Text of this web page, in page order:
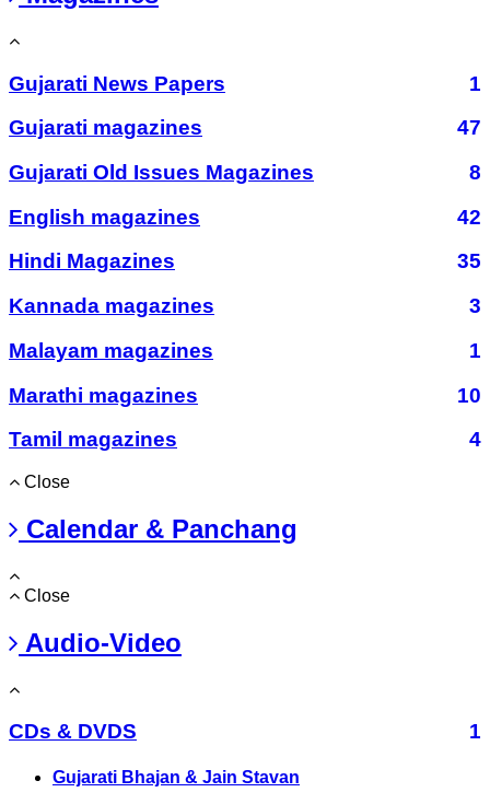
Gujarati News Papers
1
Gujarati magazines
47
Gujarati Old Issues Magazines
8
English magazines
42
Hindi Magazines
35
Kannada magazines
3
Malayam magazines
1
Marathi magazines
10
Tamil magazines
4
Close
Calendar & Panchang
Close
Audio-Video
CDs & DVDS 1
Gujarati Bhajan & Jain Stavan